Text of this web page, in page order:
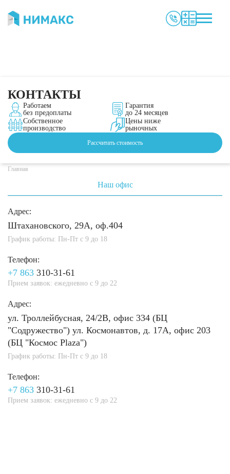
КОНТАКТЫ
Работаем
без предоплаты
Гарантия
до 24 месяцев
Собственное
производство
Цены ниже
рыночных
Рассчитать стоимость
Главная
Наш офис
Адрес:
Штахановского, 29А, оф.404
График работы: Пн-Пт с 9 до 18
Телефон:
+7 863 310-31-61
Прием заявок: ежедневно с 9 до 22
Адрес:
ул. Троллейбусная, 24/2В, офис 334 (БЦ
"Содружество") ул. Космонавтов, д. 17А, офис 203
(БЦ "Космос Plaza")
График работы: Пн-Пт с 9 до 18
Телефон:
+7 863 310-31-61
Прием заявок: ежедневно с 9 до 22